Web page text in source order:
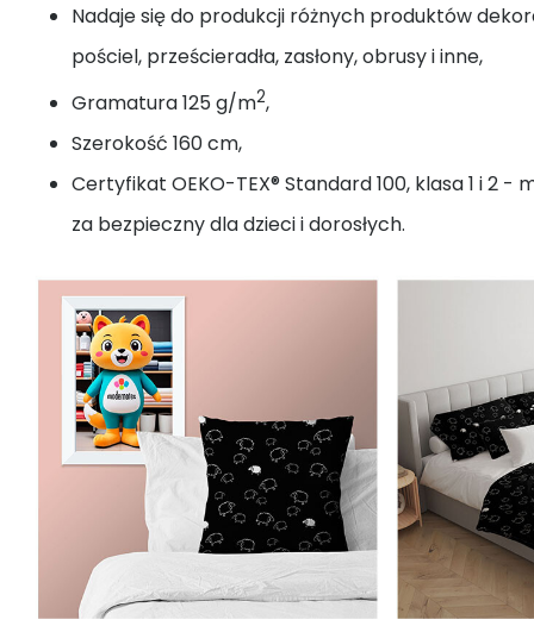
Nadaje się do produkcji różnych produktów
pościel, prześcieradła, zasłony, obrusy i inne,
Gramatura 125 g/m2,
Szerokość 160 cm,
Certyfikat OEKO-TEX® Standard 100, klasa 1 i 2 -
za bezpieczny dla dzieci i dorosłych.